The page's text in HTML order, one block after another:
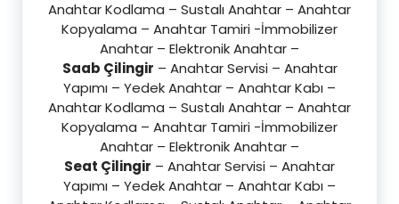
Anahtar Kodlama – Sustalı Anahtar – Anahtar
Kopyalama – Anahtar Tamiri -İmmobilizer
Anahtar – Elektronik Anahtar –
Saab Çilingir – Anahtar Servisi – Anahtar
Yapımı – Yedek Anahtar – Anahtar Kabı –
Anahtar Kodlama – Sustalı Anahtar – Anahtar
Kopyalama – Anahtar Tamiri -İmmobilizer
Anahtar – Elektronik Anahtar –
Seat Çilingir – Anahtar Servisi – Anahtar
Yapımı – Yedek Anahtar – Anahtar Kabı –